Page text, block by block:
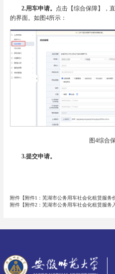
2.用车申请。 点击【综合保障】，
的界面。如图4所示：
图4综合
3.提交申请。
附件【附件1：芜湖市公务用车社会化租赁服务
附件【附件2：芜湖市公务用车社会化租赁服务